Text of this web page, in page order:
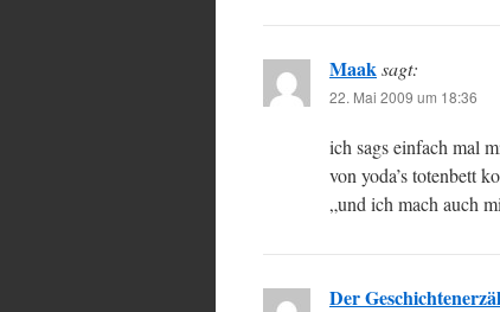
Maaksagt:
22. Mai 2009 um 18:36
ich sags einfach mal
von yoda’s totenbett
„und ich mach auch
Der